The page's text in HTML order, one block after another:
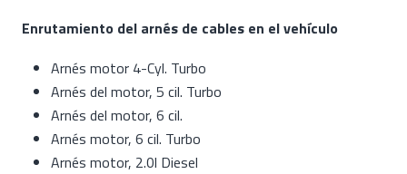
Enrutamiento del arnés de cables en el vehículo
Arnés motor 4-Cyl. Turbo
Arnés del motor, 5 cil. Turbo
Arnés del motor, 6 cil.
Arnés motor, 6 cil. Turbo
Arnés motor, 2.0l Diesel